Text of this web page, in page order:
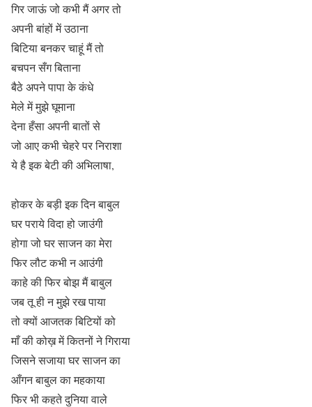
गिर जाऊं जो कभी मैं अगर तो
अपनी बांहों में उठाना
बिटिया बनकर चाहूं मैं तो
बचपन सँग बिताना
बैठे अपने पापा के कंधे
मेले में मुझे घूमाना
देना हँसा अपनी बातों से
जो आए कभी चेहरे पर निराशा
ये है इक बेटी की अभिलाषा,
होकर के बड़ी इक दिन बाबुल
घर पराये विदा हो जाउंगी
होगा जो घर साजन का मेरा
फिर लौट कभी न आउंगी
काहे की फिर बोझ मैं बाबुल
जब तू ही न मुझे रख पाया
तो क्यों आजतक बिटियों को
माँ की कोख़ में कितनों ने गिराया
जिसने सजाया घर साजन का
आँगन बाबुल का महकाया
फिर भी कहते दुनिया वाले